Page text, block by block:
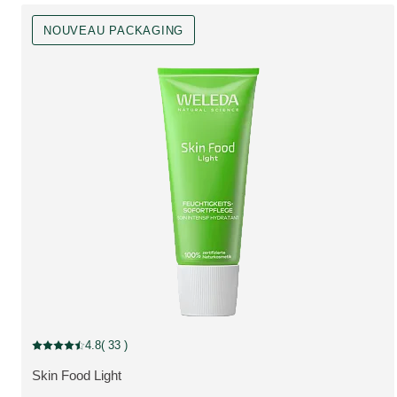
NOUVEAU PACKAGING
Nouveau Packaging
PLUS:
Skin Food Light
Note actuelle : 4.8 sur 5 étoiles Noté par 33 clients
4.8( 33 )